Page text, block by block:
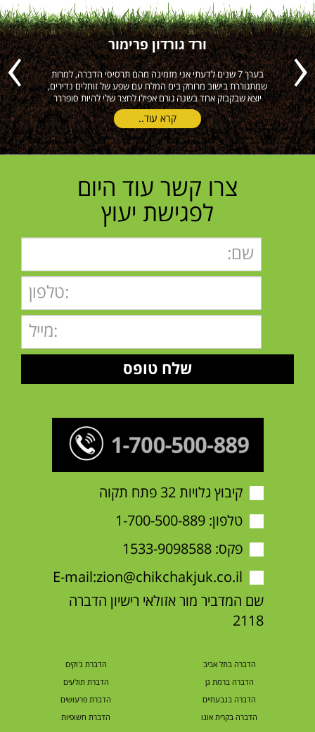
ורד גורדון פרימור
בערך 7 שנים לדעתי אני מזמינה מהם תרסיסי הדברה, למרות
שמתגוררת בישוב מרוחק בים המלח עם שפע של זוחלים נדירים,
יוצא שבקבוק אחד בשנה גורם אפילו לחצר שלי להיות סופררר
קרא עוד..
צרו קשר עוד היום
לפגישת יעוץ
קיבוץ גלויות 32 פתח תקוה
טלפון:1-700-500-889
פקס: 1533-9098588
E-mail:zion@chikchakjuk.co.il
שם המדביר מור אזולאי רישיון הדברה
2118
הדברה בתל אביב
הדברה ברמת גן
הדברה בגבעתיים
הדברה בקרית אונו
הדברת ג'וקים
הדברת תולעים
הדברת פרעושים
הדברת חשופיות